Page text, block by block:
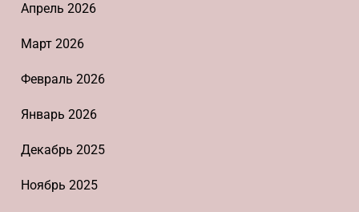
Апрель 2026
Март 2026
Февраль 2026
Январь 2026
Декабрь 2025
Ноябрь 2025